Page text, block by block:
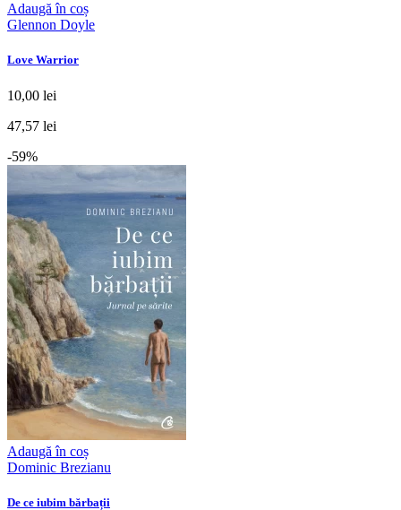
Adaugă în coș
Glennon Doyle
Love Warrior
10,00 lei
47,57 lei
-59%
Adaugă în coș
Dominic Brezianu
De ce iubim bărbații